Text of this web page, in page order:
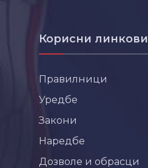
Корисни линкови
Правилници
Уредбе
Закони
Наредбе
Дозволе и обрасци